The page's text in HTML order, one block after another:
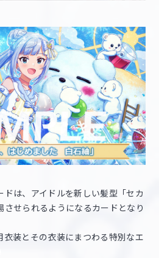
は、アイドルを新しい髪型「セカ
せられるようになるカードとなり
装とその衣装にまつわる特別なエ